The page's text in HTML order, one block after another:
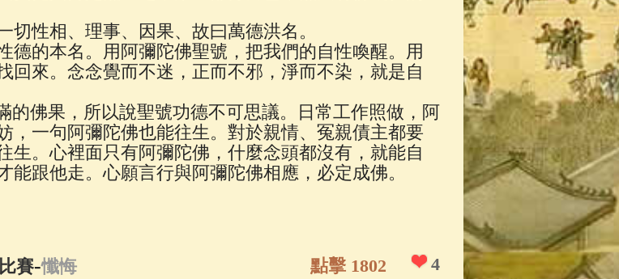
性相、理事、因果、故曰萬德洪名。
德的本名。用阿彌陀佛聖號，把我們的自性喚醒。用
回來。念念覺而不迷，正而不邪，淨而不染，就是自
的佛果，所以說聖號功德不可思議。日常工作照做，阿
，一句阿彌陀佛也能往生。對於親情、冤親債主都要
生。心裡面只有阿彌陀佛，什麼念頭都沒有，就能自
跟他走。心願言行與阿彌陀佛相應，必定成佛。
賽-懺悔 4
點擊 1802